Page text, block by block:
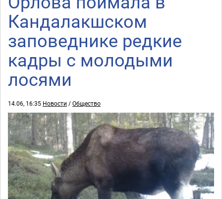
Кандалакшском
заповеднике редкие
кадры с молодыми
лосями
14.06, 16:35 Новости /Общество